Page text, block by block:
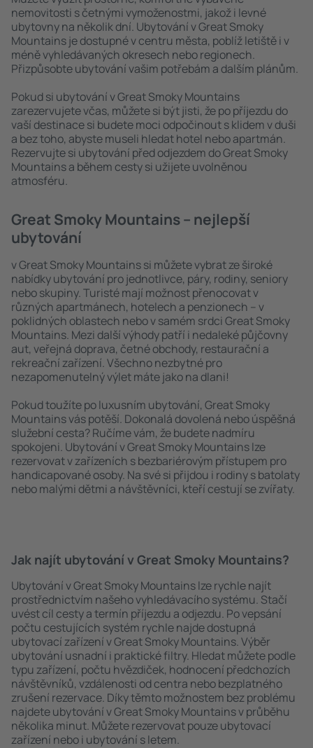
nemovitosti s četnými vymoženostmi, jakož i levné
ubytovny na několik dní. Ubytování v Great Smoky
Mountains je dostupné v centru města, poblíž letiště i v
méně vyhledávaných okresech nebo regionech.
Přizpůsobte ubytování vašim potřebám a dalším plánům.
Pokud si ubytování v Great Smoky Mountains
zarezervujete včas, můžete si být jisti, že po příjezdu do
vaší destinace si budete moci odpočinout s klidem v duši
a bez toho, abyste museli hledat hotel nebo apartmán.
Rezervujte si ubytování před odjezdem do Great Smoky
Mountains a během cesty si užijete uvolněnou
atmosféru.
Great Smoky Mountains – nejlepší
ubytování
v Great Smoky Mountains si můžete vybrat ze široké
nabídky ubytování pro jednotlivce, páry, rodiny, seniory
nebo skupiny. Turisté mají možnost přenocovat v
různých apartmánech, hotelech a penzionech – v
poklidných oblastech nebo v samém srdci Great Smoky
Mountains. Mezi další výhody patří i nedaleké půjčovny
aut, veřejná doprava, četné obchody, restaurační a
rekreační zařízení. Všechno nezbytné pro
nezapomenutelný výlet máte jako na dlani!
Pokud toužíte po luxusním ubytování, Great Smoky
Mountains vás potěší. Dokonalá dovolená nebo úspěšná
služební cesta? Ručíme vám, že budete nadmíru
spokojeni. Ubytování v Great Smoky Mountains lze
rezervovat v zařízeních s bezbariérovým přístupem pro
handicapované osoby. Na své si přijdou i rodiny s batolaty
nebo malými dětmi a návštěvníci, kteří cestují se zvířaty.
Jak najít ubytování v Great Smoky Mountains?
Ubytování v Great Smoky Mountains lze rychle najít
prostřednictvím našeho vyhledávacího systému. Stačí
uvést cíl cesty a termín příjezdu a odjezdu. Po vepsání
počtu cestujících systém rychle najde dostupná
ubytovací zařízení v Great Smoky Mountains. Výběr
ubytování usnadní i praktické filtry. Hledat můžete podle
typu zařízení, počtu hvězdiček, hodnocení předchozích
návštěvníků, vzdálenosti od centra nebo bezplatného
zrušení rezervace. Díky těmto možnostem bez problému
najdete ubytování v Great Smoky Mountains v průběhu
několika minut. Můžete rezervovat pouze ubytovací
zařízení nebo i ubytování s letem.